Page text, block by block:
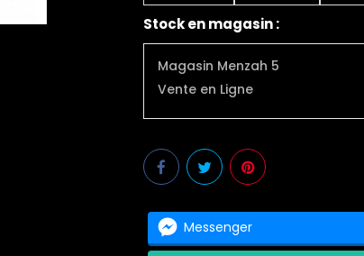
Stock en magasin :
Magasin Menzah 5
Vente en Ligne
Messenger